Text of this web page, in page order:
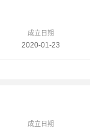
成立日期
2020-01-23
成立日期